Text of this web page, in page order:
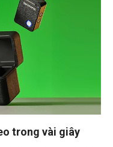
trong vài giây